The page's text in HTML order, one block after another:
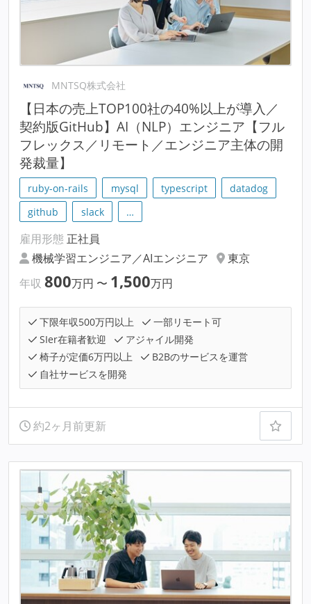
MNTSQ株式会社
【日本の売上TOP100社の40%以上が導入／
契約版GitHub】AI（NLP）エンジニア【フル
フレックス／リモート／エンジニア主体の開
発裁量】
ruby-on-rails mysql typescript
datadog
github
slack …
雇用形態 正社員
機械学習エンジニア／AIエンジニア
東京
年収 800万円 〜 1,500万円
下限年収500万円以上
一部リモート可
SIer在籍者歓迎
アジャイル開発
椅子が定価6万円以上
B2Bのサービスを運営
自社サービスを開発
約2ヶ月前更新